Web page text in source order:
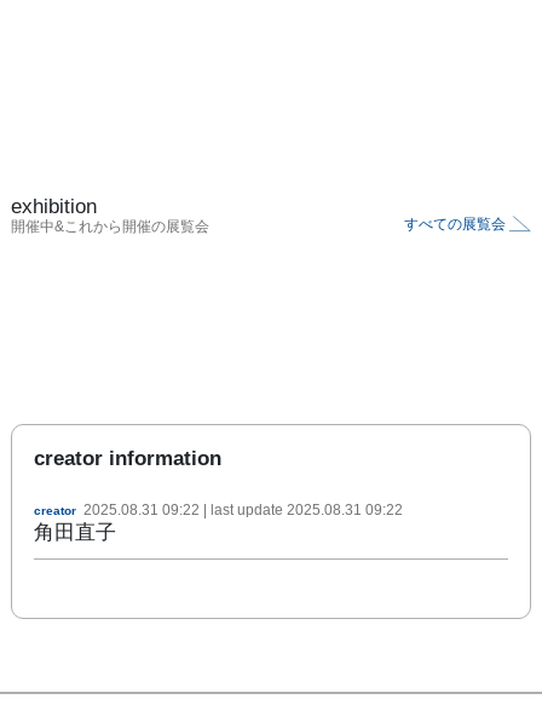
exhibition
開催中&これから開催の展覧会 すべての展覧会
creator information
creator 2025.08.31 09:22 | last update 2025.08.31 09:22
角田直子